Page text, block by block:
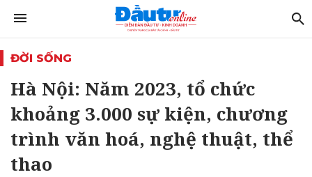
ĐỜI SỐNG
Hà Nội: Năm 2023, tổ chức
khoảng 3.000 sự kiện, chương
trình văn hoá, nghệ thuật, thể
thao